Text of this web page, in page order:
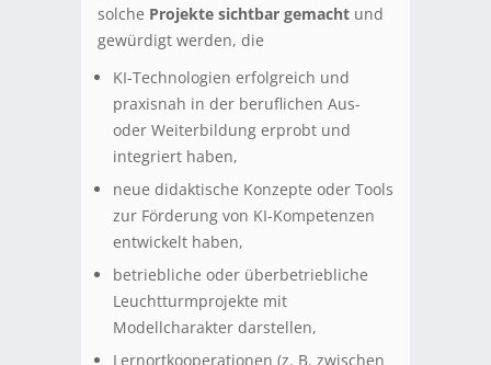
solche Projekte sichtbar gemacht und
gewürdigt werden, die
KI-Technologien erfolgreich und
praxisnah in der beruflichen Aus-
oder Weiterbildung erprobt und
integriert haben,
neue didaktische Konzepte oder Tools
zur Förderung von KI-Kompetenzen
entwickelt haben,
betriebliche oder überbetriebliche
Leuchtturmprojekte mit
Modellcharakter darstellen,
Lernortkooperationen (z. B. zwischen